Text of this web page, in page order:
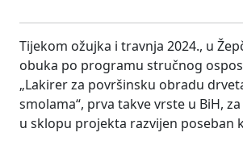
Tijekom ožujka i travnja 2024., u
obuka po programu stručnog
„Lakirer za površinsku obradu
smolama“, prva takve vrste u BiH,
u sklopu projekta razvijen poseban